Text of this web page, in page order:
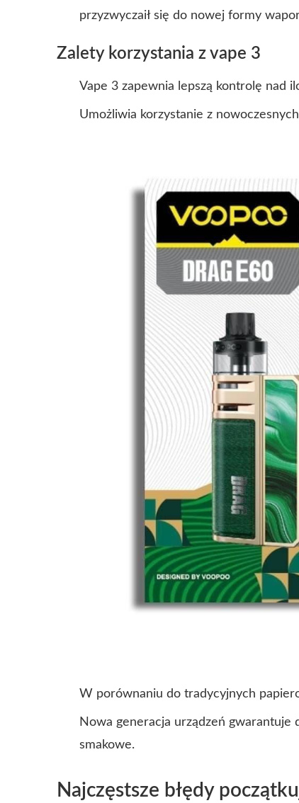
przyzwyczaił się do nowej formy
Zalety korzystania z vape 3
Vape 3 zapewnia lepszą kontrolę nad
Umożliwia korzystanie z
W porównaniu do tradycyjnych
Nowa generacja urządzeń gwarantuje
smakowe.
Najczęstsze błędy